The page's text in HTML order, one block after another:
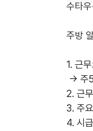
수타
주방
1. 근
2. 근
3. 주
4. 시